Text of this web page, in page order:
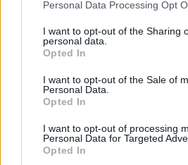
not limited to your visit or usage
grant or deny consent to Google and
use your data for below specified
consent section.
Personal Data Processing Opt
I want to opt-out of the Sharing
personal data.
Opted In
I want to opt-out of the Sale of
Personal Data.
Opted In
I want to opt-out of processing
Personal Data for Targeted
Opted In
Sigue leyendo
NEWS